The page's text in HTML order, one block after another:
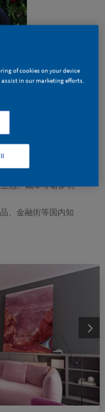
、花艺师、House
冠、戴军等诸多明
、金融街等国内知
of cookies on your device
in our marketing efforts.